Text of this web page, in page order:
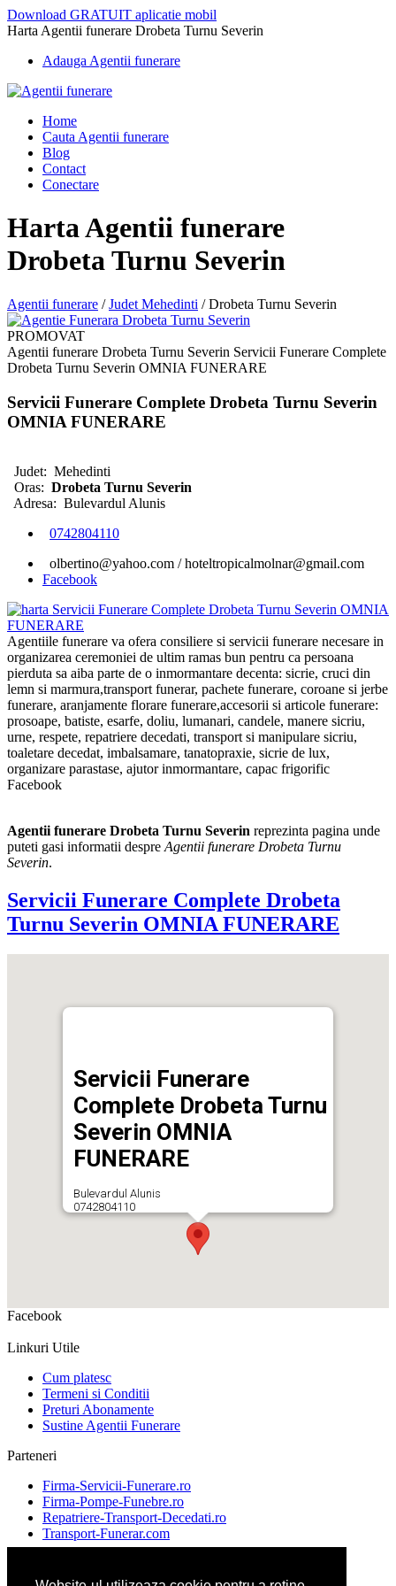
Download GRATUIT aplicatie mobil
Harta Agentii funerare Drobeta Turnu Severin
Adauga Agentii funerare
Home
Cauta Agentii funerare
Blog
Contact
Conectare
Harta Agentii funerare
Drobeta Turnu Severin
Agentii funerare /Judet Mehedinti /Drobeta Turnu Severin
PROMOVAT
Agentii funerare Drobeta Turnu Severin Servicii Funerare Complete
Drobeta Turnu Severin OMNIA FUNERARE
Servicii Funerare Complete Drobeta Turnu Severin
OMNIA FUNERARE
Judet: Mehedinti
Oras: Drobeta Turnu Severin
Adresa: Bulevardul Alunis
0742804110
olbertino@yahoo.com / hoteltropicalmolnar@gmail.com
Facebook
Agentiile funerare va ofera consiliere si servicii funerare necesare in
organizarea ceremoniei de ultim ramas bun pentru ca persoana
pierduta sa aiba parte de o inmormantare decenta: sicrie, cruci din
lemn si marmura,transport funerar, pachete funerare, coroane si jerbe
funerare, aranjamente florare funerare,accesorii si articole funerare:
prosoape, batiste, esarfe, doliu, lumanari, candele, manere sicriu,
urne, respete, repatriere decedati, transport si manipulare sicriu,
toaletare decedat, imbalsamare, tanatopraxie, sicrie de lux,
organizare parastase, ajutor inmormantare, capac frigorific
Facebook
Agentii funerare Drobeta Turnu Severin reprezinta pagina unde
puteti gasi informatii despre Agentii funerare Drobeta Turnu
Severin.
Servicii Funerare Complete Drobeta
Turnu Severin OMNIA FUNERARE
Servicii Funerare
Complete Drobeta Turnu
Severin OMNIA
FUNERARE
Bulevardul Alunis
0742804110
Facebook
Linkuri Utile
Cum platesc
Termeni si Conditii
Preturi Abonamente
Sustine Agentii Funerare
Parteneri
Firma-Servicii-Funerare.ro
Firma-Pompe-Funebre.ro
Repatriere-Transport-Decedati.ro
Transport-Funerar.com